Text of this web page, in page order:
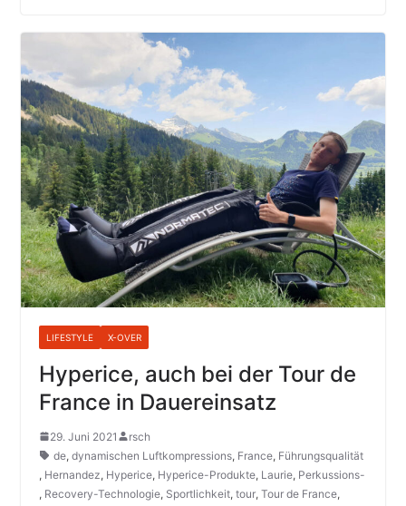
LIFESTYLE X-OVER
Hyperice, auch bei der Tour de
France in Dauereinsatz
29. Juni 2021
rsch
de, dynamischen Luftkompressions, France, Führungsqualität
, Hernandez, Hyperice, Hyperice-Produkte, Laurie, Perkussions-
, Recovery-Technologie, Sportlichkeit, tour, Tour de France,